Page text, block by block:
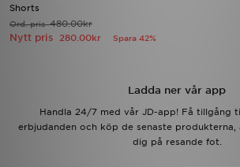
Shorts
Ord. pris480.00kr
Nytt pris 280.00kr Spara 42%
Ladda ner vår app
Handla 24/7 med vår JD-app! Få tillgång
erbjudanden och köp de senaste produkterna,
dig på resande fot.